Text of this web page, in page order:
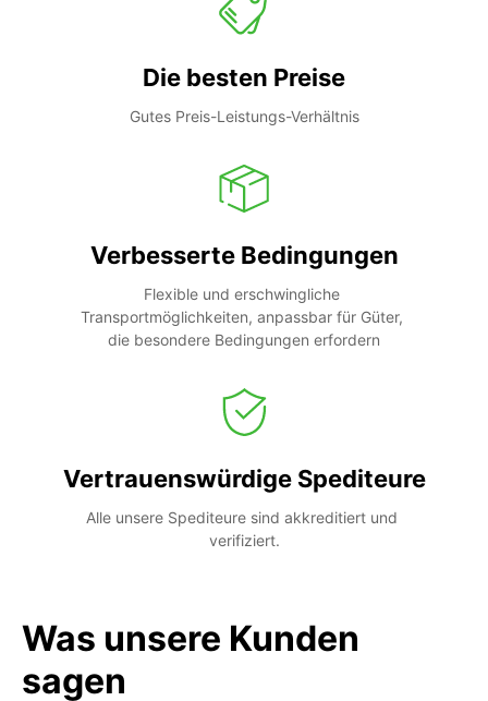
Die besten Preise
Gutes Preis-Leistungs-Verhältnis
Verbesserte Bedingungen
Flexible und erschwingliche
Transportmöglichkeiten, anpassbar für Güter,
die besondere Bedingungen erfordern
Vertrauenswürdige Spediteure
Alle unsere Spediteure sind akkreditiert und
verifiziert.
Was unsere Kunden
sagen